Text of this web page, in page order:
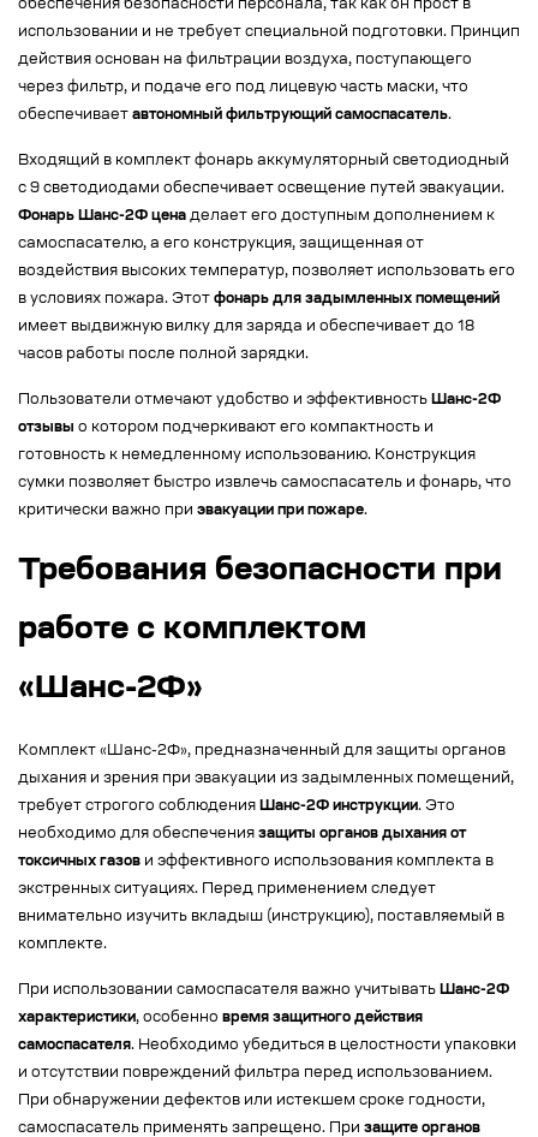
обеспечения безопасности персонала, так как он прост в
использовании и не требует специальной подготовки. Принцип
действия основан на фильтрации воздуха, поступающего
через фильтр, и подаче его под лицевую часть маски, что
обеспечивает автономный фильтрующий самоспасатель.
Входящий в комплект фонарь аккумуляторный светодиодный
с 9 светодиодами обеспечивает освещение путей эвакуации.
Фонарь Шанс-2Ф цена делает его доступным дополнением к
самоспасателю, а его конструкция, защищенная от
воздействия высоких температур, позволяет использовать его
в условиях пожара. Этот фонарь для задымленных помещений
имеет выдвижную вилку для заряда и обеспечивает до 18
часов работы после полной зарядки.
Пользователи отмечают удобство и эффективность Шанс-2Ф
отзывы о котором подчеркивают его компактность и
готовность к немедленному использованию. Конструкция
сумки позволяет быстро извлечь самоспасатель и фонарь, что
критически важно при эвакуации при пожаре.
Требования безопасности при
работе с комплектом
«Шанс-2Ф»
Комплект «Шанс-2Ф», предназначенный для защиты органов
дыхания и зрения при эвакуации из задымленных помещений,
требует строгого соблюдения Шанс-2Ф инструкции. Это
необходимо для обеспечения защиты органов дыхания от
токсичных газов и эффективного использования комплекта в
экстренных ситуациях. Перед применением следует
внимательно изучить вкладыш (инструкцию), поставляемый в
комплекте.
При использовании самоспасателя важно учитывать Шанс-2Ф
характеристики, особенно время защитного действия
самоспасателя. Необходимо убедиться в целостности упаковки
и отсутствии повреждений фильтра перед использованием.
При обнаружении дефектов или истекшем сроке годности,
самоспасатель применять запрещено. При защите органов